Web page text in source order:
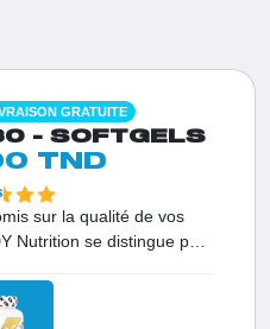
GRATUITE
- SOFTGELS
TND
sur la qualité de vos
Nutrition se distingue par
oxydée. Avec un dosage
DHA, protégez votre